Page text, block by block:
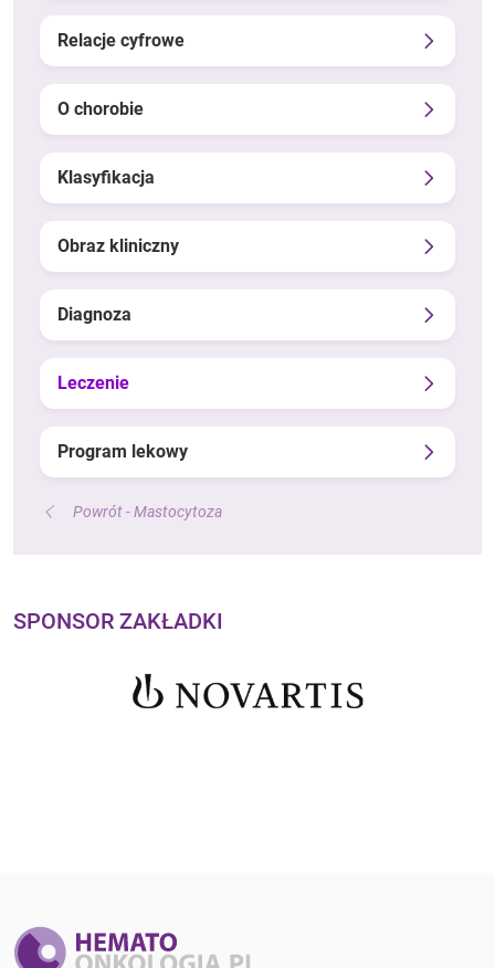
Relacje cyfrowe
O chorobie
Klasyfikacja
Obraz kliniczny
Diagnoza
Leczenie
Program lekowy
Powrót - Mastocytoza
SPONSOR ZAKŁADKI